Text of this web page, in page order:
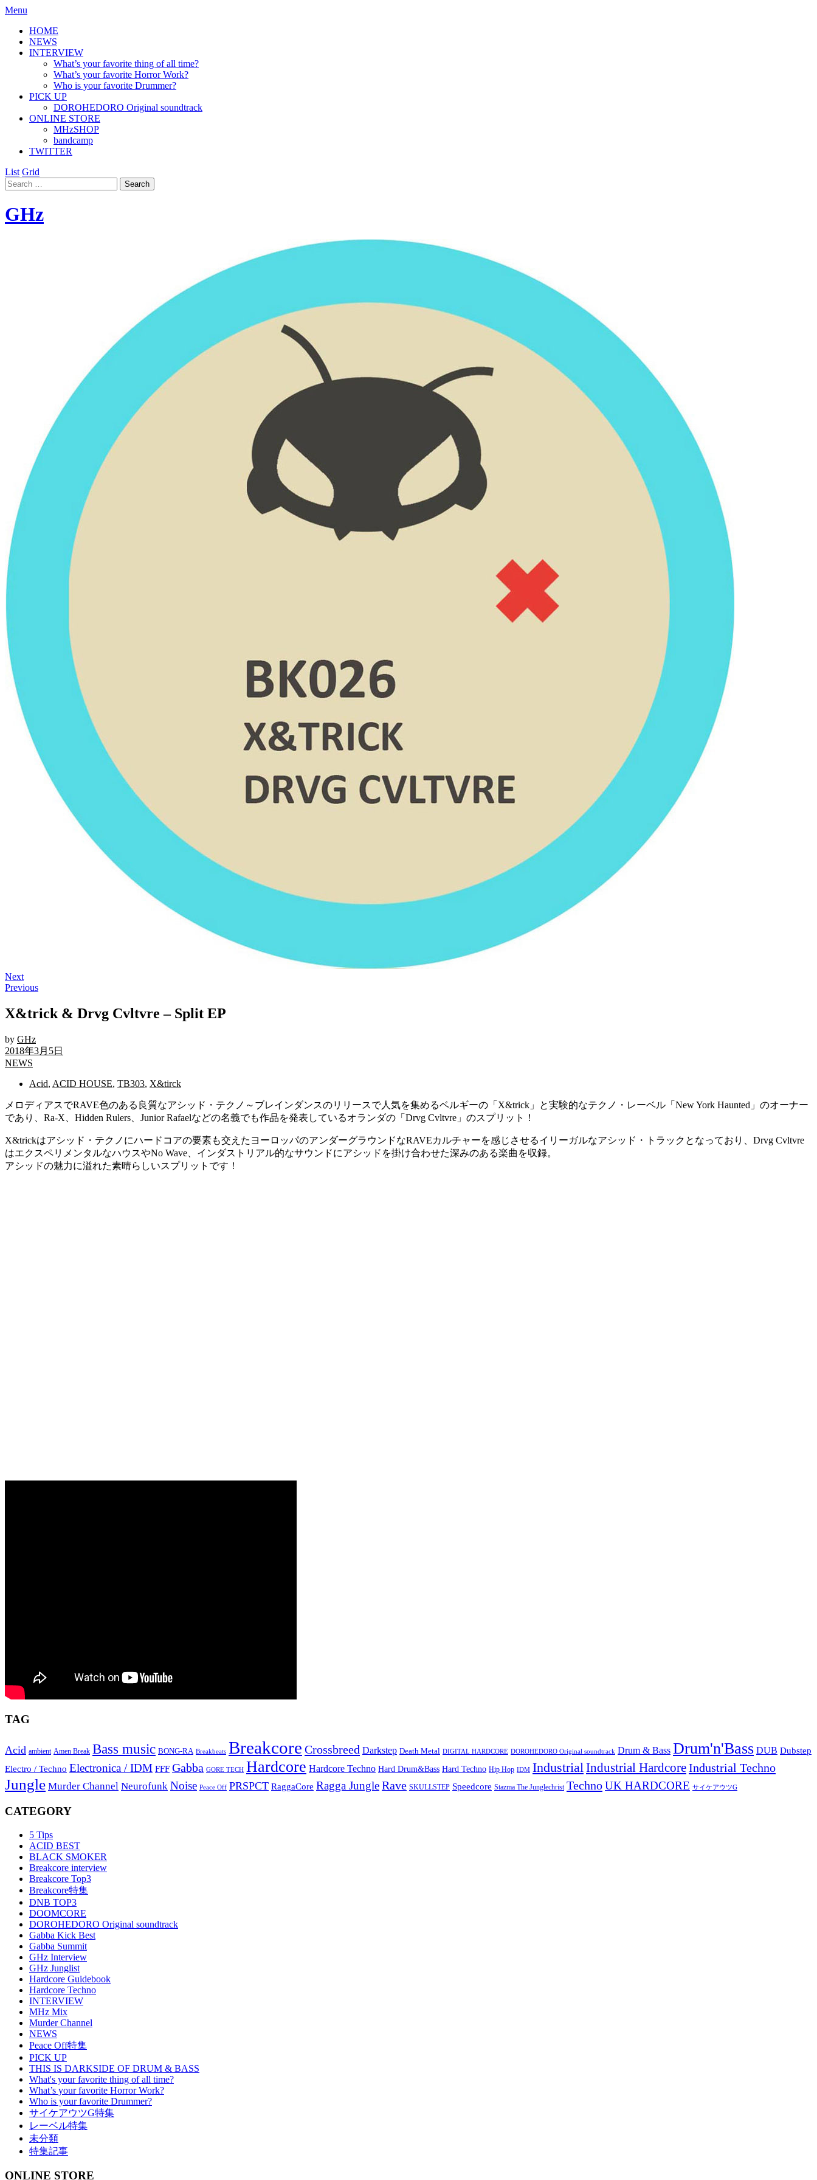
Menu
HOME
NEWS
INTERVIEW
What’s your favorite thing of all time?
What’s your favorite Horror Work?
Who is your favorite Drummer?
PICK UP
DOROHEDORO Original soundtrack
ONLINE STORE
MHzSHOP
bandcamp
TWITTER
List Grid
GHz
Next
Previous
X&trick & Drvg Cvltvre – Split EP
by GHz
2018年3月5日
NEWS
Acid, ACID HOUSE, TB303, X&tirck
メロディアスでRAVE色のある良質なアシッド・テクノ～ブレインダンスのリリースで人気を集めるベルギーの「X&trick」と実験的なテクノ・レーベル「New York Haunted」のオーナー
であり、Ra-X、Hidden Rulers、Junior Rafaelなどの名義でも作品を発表しているオランダの「Drvg Cvltvre」のスプリット！
X&trickはアシッド・テクノにハードコアの要素も交えたヨーロッパのアンダーグラウンドなRAVEカルチャーを感じさせるイリーガルなアシッド・トラックとなっており、Drvg Cvltvre
はエクスペリメンタルなハウスやNo Wave、インダストリアル的なサウンドにアシッドを掛け合わせた深みのある楽曲を収録。
アシッドの魅力に溢れた素晴らしいスプリットです！
TAG
Acid ambient Amen Break Bass music BONG-RA Breakbeats Breakcore Crossbreed Darkstep Death Metal DIGITAL HARDCORE DOROHEDORO Original soundtrack Drum & Bass Drum'n'Bass DUB Dubstep
Electro / Techno Electronica / IDM FFF Gabba GORE TECH Hardcore Hardcore Techno Hard Drum&Bass Hard Techno Hip Hop IDM IndustrialIndustrial HardcoreIndustrial Techno
Jungle Murder Channel Neurofunk Noise Peace Off PRSPCT RaggaCore Ragga JungleRave SKULLSTEP Speedcore Stazma The Junglechrist TechnoUK HARDCORE サイケアウツG
CATEGORY
5 Tips
ACID BEST
BLACK SMOKER
Breakcore interview
Breakcore Top3
Breakcore特集
DNB TOP3
DOOMCORE
DOROHEDORO Original soundtrack
Gabba Kick Best
Gabba Summit
GHz Interview
GHz Junglist
Hardcore Guidebook
Hardcore Techno
INTERVIEW
MHz Mix
Murder Channel
NEWS
Peace Off特集
PICK UP
THIS IS DARKSIDE OF DRUM & BASS
What's your favorite thing of all time?
What’s your favorite Horror Work?
Who is your favorite Drummer?
サイケアウツG特集
レーベル特集
未分類
特集記事
ONLINE STORE